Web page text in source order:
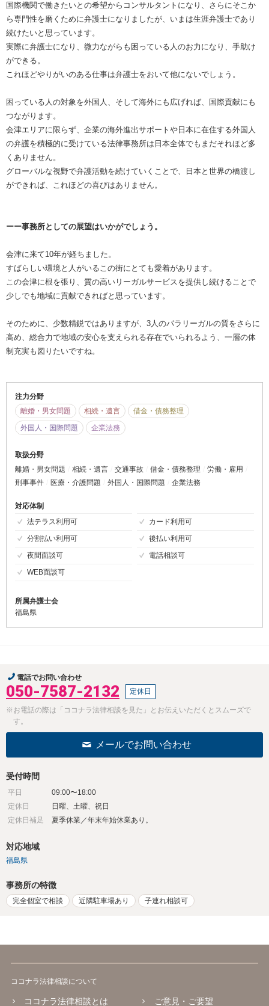
国際機関で働きたいとの希望からコンサルタントになり、さらにそこか
ら専門性を磨くために弁護士になりましたが、いまは生涯弁護士であり
続けたいと思っています。
実際に弁護士になり、微力ながらも困っている人のお力になり、手助け
ができる。
これほどやりがいのある仕事は弁護士をおいて他にないでしょう。
困っている人の対象を外国人、そして海外にも広げれば、国際貢献にも
つながります。
会津エリアに限らず、企業の海外進出サポートや日本に在住する外国人
の弁護を積極的に受けている法律事務所は日本全体でもまだそれほど多
くありません。
グローバルな視野で弁護活動を続けていくことで、日本と世界の橋渡し
ができれば、これほどの喜びはありません。
ーー事務所としての展望はいかがでしょう。
会津に来て10年が経ちました。
すばらしい環境と人がいるこの街にとても愛着があります。
この会津に根を張り、質の高いリーガルサービスを提供し続けることで
少しでも地域に貢献できればと思っています。
そのために、少数精鋭ではありますが、3人のパラリーガルの質をさらに
高め、総合力で地域の安心を支えられる存在でいられるよう、一層の体
制充実も図りたいですね。
注力分野
離婚・男女問題
相続・遺言
借金・債務整理
外国人・国際問題
企業法務
取扱分野
離婚・男女問題
相続・遺言 交通事故 借金・債務整理
労働・雇用
刑事事件
医療・介護問題 外国人・国際問題 企業法務
対応体制
法テラス利用可
カード利用可
分割払い利用可
後払い利用可
夜間面談可
電話相談可
WEB面談可
所属弁護士会
福島県
電話でお問い合わせ
050-7587-2132 定休日
※お電話の際は「ココナラ法律相談を見た」とお伝えいただくとスムーズで
す。
メールでお問い合わせ
受付時間
平日
09:00〜18:00
定休日
日曜、土曜、祝日
定休日補足
夏季休業／年末年始休業あり。
対応地域
福島県
事務所の特徴
完全個室で相談 近隣駐車場あり 子連れ相談可
ココナラ法律相談について
ココナラ法律相談とは ご意見・ご要望